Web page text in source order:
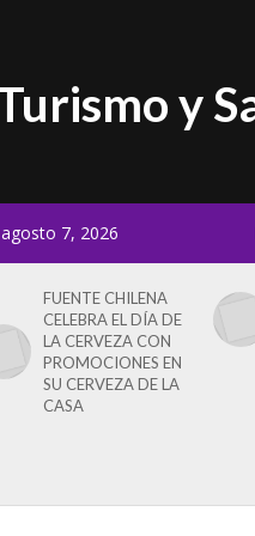
agosto 7, 2026
FUENTE CHILENA
CELEBRA EL DÍA DE
LA CERVEZA CON
PROMOCIONES EN
SU CERVEZA DE LA
CASA